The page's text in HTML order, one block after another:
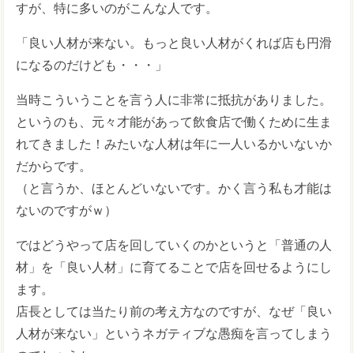
すが、特に多いのがこんな人です。
「良い人材が来ない。もっと良い人材がくれば店も円滑
になるのだけども・・・」
当時こういうことを言う人に非常に抵抗がありました。
というのも、元々才能があって飲食店で働くために生ま
れてきました！みたいな人材は年に一人いるかいないか
だからです。
（と言うか、ほとんどいないです。かく言う私も才能は
ないのですがｗ）
ではどうやって店を回していくのかというと「普通の人
材」を「良い人材」に育てることで店を回せるようにし
ます。
店長としては当たり前の考え方なのですが、なぜ「良い
人材が来ない」というネガティブな愚痴を言ってしまう